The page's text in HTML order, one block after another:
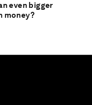
even bigger
money?